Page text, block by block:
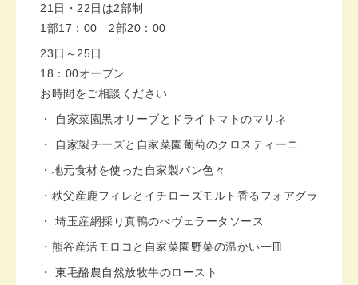
21日・22日は2部制
1部17：00 2部20：00
23日～25日
18：00オープン
お時間をご相談ください
・ 自家菜園黒オリーブとドライトマトのマリネ
・ 自家製チーズと自家菜園葡萄のクロスティーニ
・地元食材を使った自家製パン色々
・秩父産鹿フィレとイチローズモルト香るフォアグラ
・ 埼玉産網採り真鴨のぺヴェラータソース
・熊谷産活モロコと自家菜園野菜の温かい一皿
・ 東毛酪農自然放牧牛のロースト